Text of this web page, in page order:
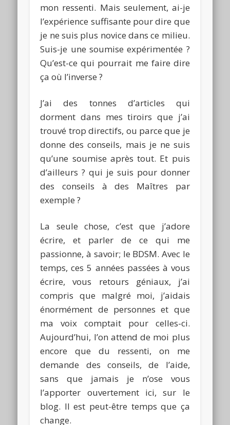
mon ressenti. Mais seulement, ai-je
l’expérience suffisante pour dire que
je ne suis plus novice dans ce milieu.
Suis-je une soumise expérimentée ?
Qu’est-ce qui pourrait me faire dire
ça où l’inverse ?
J’ai des tonnes d’articles qui
dorment dans mes tiroirs que j’ai
trouvé trop directifs, ou parce que je
donne des conseils, mais je ne suis
qu’une soumise après tout. Et puis
d’ailleurs ? qui je suis pour donner
des conseils à des Maîtres par
exemple ?
La seule chose, c’est que j’adore
écrire, et parler de ce qui me
passionne, à savoir; le BDSM. Avec le
temps, ces 5 années passées à vous
écrire, vous retours géniaux, j’ai
compris que malgré moi, j’aidais
énormément de personnes et que
ma voix comptait pour celles-ci.
Aujourd’hui, l’on attend de moi plus
encore que du ressenti, on me
demande des conseils, de l’aide,
sans que jamais je n’ose vous
l’apporter ouvertement ici, sur le
blog. Il est peut-être temps que ça
change.